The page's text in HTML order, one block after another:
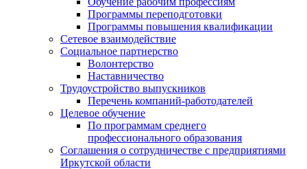
Программы переподготовки
Программы повышения квалификации
Сетевое взаимодействие
Социальное партнерство
Волонтерство
Наставничество
Трудоустройство выпускников
Перечень компаний-работодателей
Целевое обучение
По программам среднего
профессионального образования
Соглашения о сотрудничестве с предприятиями
Иркутской области